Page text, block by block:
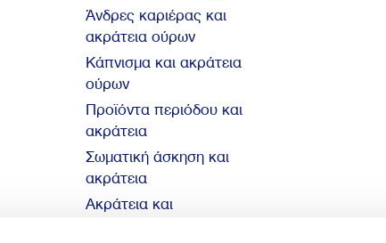
Άνδρες καριέρας και
ακράτεια ούρων
Κάπνισμα και ακράτεια
ούρων
Προϊόντα περιόδου και
ακράτεια
Σωματική άσκηση και
ακράτεια
Ακράτεια και